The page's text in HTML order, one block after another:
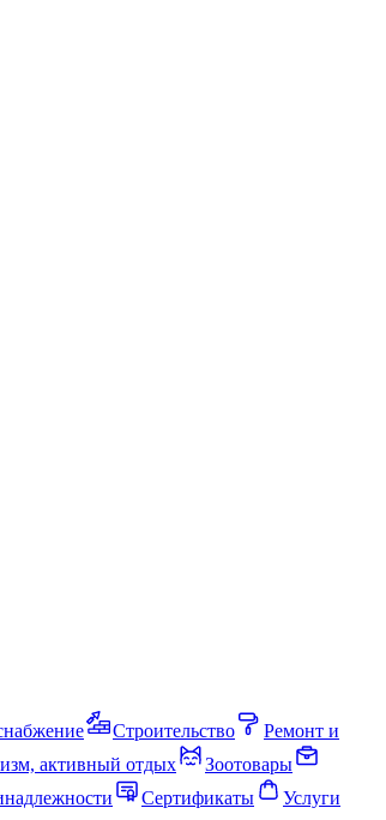
Строительство
Ремонт и
активный отдых
Зоотовары
Сертификаты
Услуги